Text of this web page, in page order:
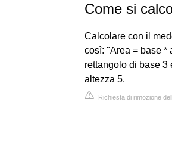
Come si
Calcolare con il
così: "Area = base *
rettangolo di base 3
altezza 5.
Richiesta di rimozione